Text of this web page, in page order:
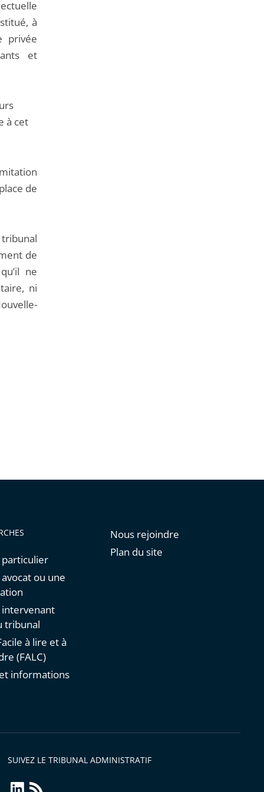
à
privée
et
à cet
de
de
ne
ni
particulier
avocat ou une
intervenant
tribunal
à lire et à
(FALC)
informations
Nous rejoindre
Plan du site
SUIVEZ LE TRIBUNAL ADMINISTRATIF
linkedin
Flux